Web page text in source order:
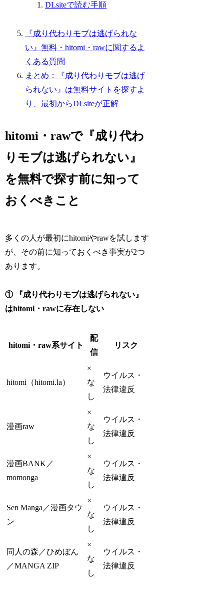
DLsiteで読む手順
『成り代わりモブは逃げられな
い』無料・hitomi・rawに関するよ
くある質問
まとめ：『成り代わりモブは逃げ
られない』は無料サイトを探すよ
り、最初からDLsiteが正解
hitomi・rawで『成り代わ
りモブは逃げられない』
を無料で探す前に知って
おくべきこと
多くの人が最初にhitomiやrawを試します
が、その前に知っておくべき事実が2つ
あります。
① 『成り代わりモブは逃げられない』
はhitomi・rawに存在しない
hitomi・raw系サイト
配
信
リスク
hitomi（hitomi.la）
×
な
し
ウイルス・
法律違反
漫画raw
×
な
し
ウイルス・
法律違反
漫画BANK／
momonga
×
な
し
ウイルス・
法律違反
Sen Manga／漫画タウ
ン
×
な
し
ウイルス・
法律違反
同人の森／ひめぼん
／MANGA ZIP
×
な
し
ウイルス・
法律違反